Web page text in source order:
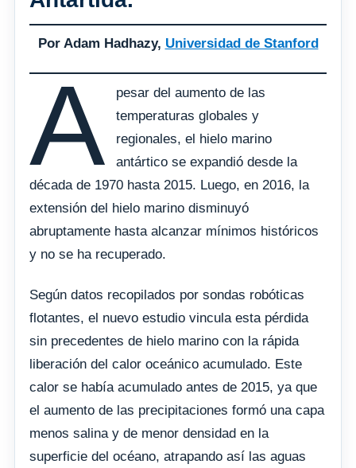
Por Adam Hadhazy, Universidad de Stanford
A
pesar del aumento de las
temperaturas globales y
regionales, el hielo marino
antártico se expandió desde la
década de 1970 hasta 2015. Luego, en 2016, la
extensión del hielo marino disminuyó
abruptamente hasta alcanzar mínimos históricos
y no se ha recuperado.
Según datos recopilados por sondas robóticas
flotantes, el nuevo estudio vincula esta pérdida
sin precedentes de hielo marino con la rápida
liberación del calor oceánico acumulado. Este
calor se había acumulado antes de 2015, ya que
el aumento de las precipitaciones formó una capa
menos salina y de menor densidad en la
superficie del océano, atrapando así las aguas